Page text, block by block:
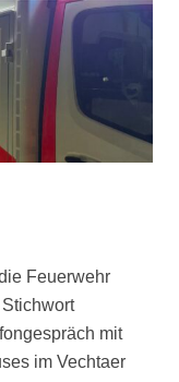
Feuerwehr
mit
im Vechtaer